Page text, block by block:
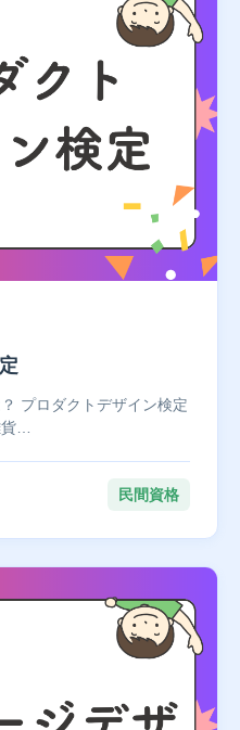
プロダクトデザイン検定
…
民間資格